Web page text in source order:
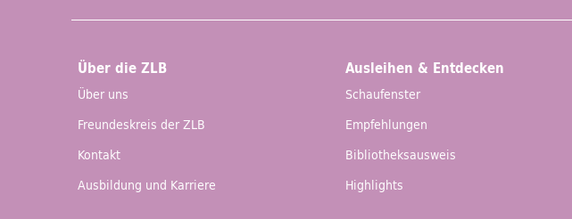
Über die ZLB
Über uns
Freundeskreis der ZLB
Kontakt
Ausbildung und Karriere
Ausleihen & Entdecken
Schaufenster
Empfehlungen
Bibliotheksausweis
Highlights